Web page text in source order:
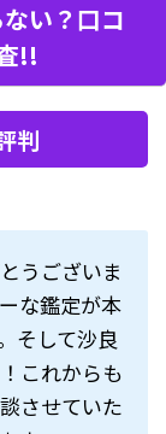
い？口コ
!!
判
うございま
な鑑定が本
そして沙良
これからも
させていた